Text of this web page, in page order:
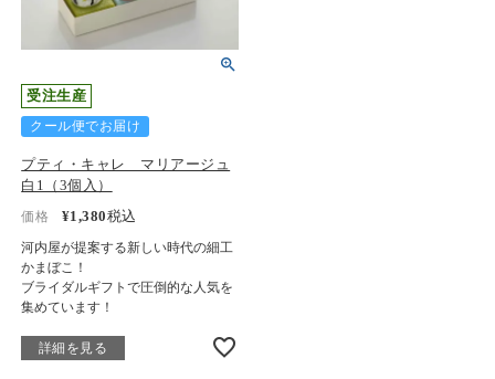
受注生産
クール便でお届け
プティ・キャレ マリアージュ
白1（3個入）
価格 ¥1,380税込
河内屋が提案する新しい時代の細工
かまぼこ！
ブライダルギフトで圧倒的な人気を
集めています！
詳細を見る